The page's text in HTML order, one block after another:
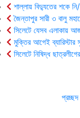
শাল্লায় বিদ্যুতের শকে
জৈন্তাপুর সারী ৩ বালু
সিলেটে যেসব এলাকায়
মুক্তির আগেই ব্যারিস্টার
সিলেটে নিষিদ্ধ
প্রচ্ছদ